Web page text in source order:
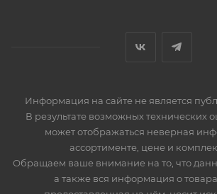
Информация на сайте не является
В результате возможных технических
может отображаться неверная
ассортименте, цене и
Обращаем ваше внимание на то, что
а также вся информация о